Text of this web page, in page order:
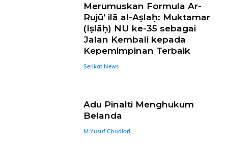
Merumuskan Formula Ar-
Rujū’ ilā al-Aṣlaḥ: Muktamar
(Iṣlāḥ) NU ke-35 sebagai
Jalan Kembali kepada
Kepemimpinan Terbaik
Serikat News
Adu Pinalti Menghukum
Belanda
M Yusuf Chudlori